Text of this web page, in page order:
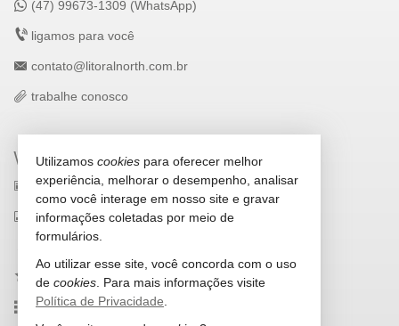
(47) 99673-1309 (WhatsApp)
ligamos para você
contato@litoralnorth.com.br
trabalhe conosco
VEJA MAIS
receba nosso newsletter
indicadores financeiros
imóveis favoritos
mapa de imóveis
Utilizamos cookies para oferecer melhor
experiência, melhorar o desempenho, analisar
como você interage em nosso site e gravar
informações coletadas por meio de
formulários.
Ao utilizar esse site, você concorda com o uso
de cookies . Para mais informações visite
Política de Privacidade